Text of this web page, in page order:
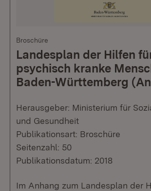
Broschüre
Landesplan der Hilfen
psychisch kranke
Baden-Württemberg
Herausgeber: Ministerium für
und Gesundheit
Publikationsart: Broschüre
Seitenzahl: 50
Publikationsdatum: 2018
Im Anhang zum Landesplan der